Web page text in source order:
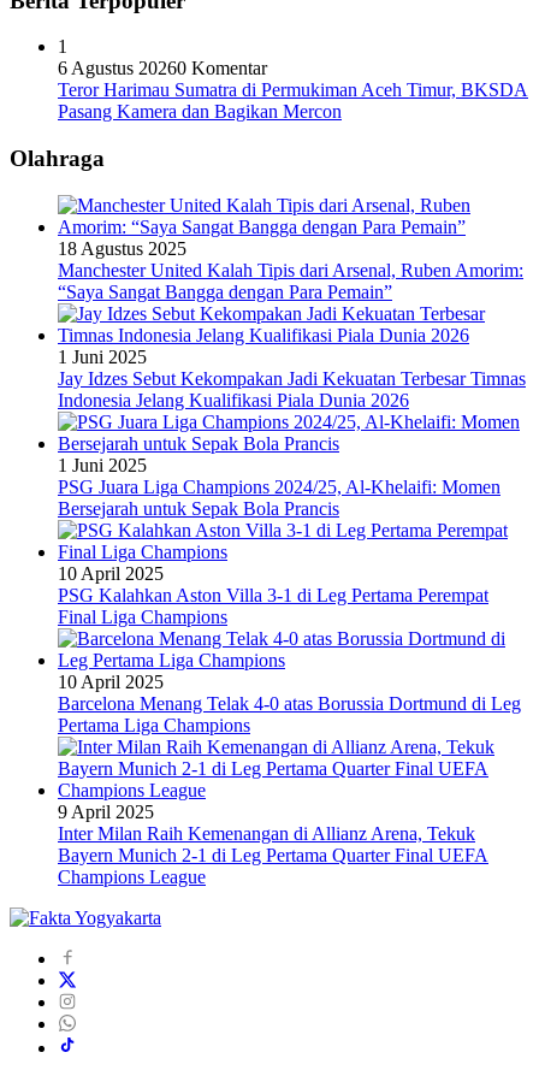
1
6 Agustus 20260 Komentar
Teror Harimau Sumatra di Permukiman Aceh Timur, BKSDA
Pasang Kamera dan Bagikan Mercon
Olahraga
18 Agustus 2025
Manchester United Kalah Tipis dari Arsenal, Ruben Amorim:
“Saya Sangat Bangga dengan Para Pemain”
1 Juni 2025
Jay Idzes Sebut Kekompakan Jadi Kekuatan Terbesar Timnas
Indonesia Jelang Kualifikasi Piala Dunia 2026
1 Juni 2025
PSG Juara Liga Champions 2024/25, Al-Khelaifi: Momen
Bersejarah untuk Sepak Bola Prancis
10 April 2025
PSG Kalahkan Aston Villa 3-1 di Leg Pertama Perempat
Final Liga Champions
10 April 2025
Barcelona Menang Telak 4-0 atas Borussia Dortmund di Leg
Pertama Liga Champions
9 April 2025
Inter Milan Raih Kemenangan di Allianz Arena, Tekuk
Bayern Munich 2-1 di Leg Pertama Quarter Final UEFA
Champions League